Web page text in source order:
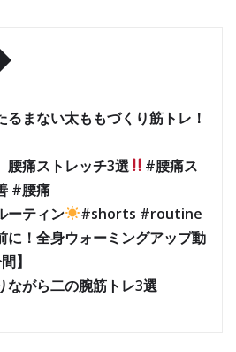
まない太ももづくり筋トレ！
腰痛ストレッチ3選
#腰痛ス
#腰痛
ーティン
#shorts #routine
に！全身ウォーミングアップ動
】
ながら二の腕筋トレ3選